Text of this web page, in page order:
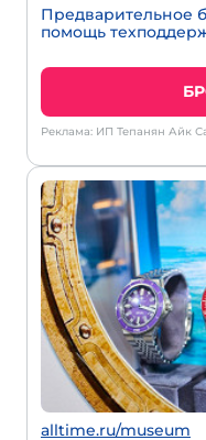
Предварительное
помощь
Реклама: ИП Тепанян Айк
alltime.ru/museum